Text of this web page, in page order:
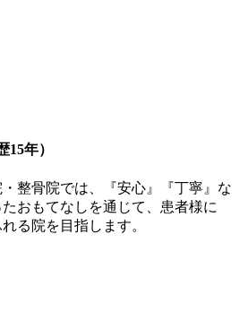
年）
整骨院では、『安心』『丁寧』な
おもてなしを通じて、患者様に
る院を目指します。